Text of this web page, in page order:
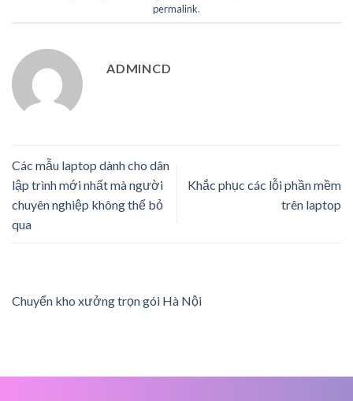
permalink.
ADMINCD
Các mẫu laptop dành cho dân
lập trình mới nhất mà người
chuyên nghiệp không thể bỏ
qua
Khắc phục các lỗi phần mềm
trên laptop
Chuyển kho xưởng trọn gói Hà Nội